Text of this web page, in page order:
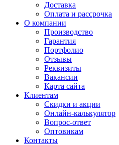
Доставка
Оплата и рассрочка
О компании
Производство
Гарантия
Портфолио
Отзывы
Реквизиты
Вакансии
Карта сайта
Клиентам
Скидки и акции
Онлайн-калькулятор
Вопрос-ответ
Оптовикам
Контакты